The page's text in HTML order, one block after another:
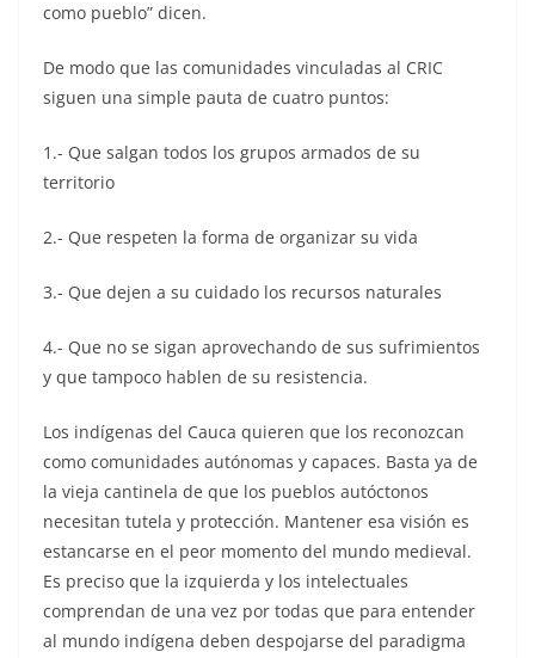
como pueblo” dicen.
De modo que las comunidades vinculadas al CRIC
siguen una simple pauta de cuatro puntos:
1.- Que salgan todos los grupos armados de su
territorio
2.- Que respeten la forma de organizar su vida
3.- Que dejen a su cuidado los recursos naturales
4.- Que no se sigan aprovechando de sus sufrimientos
y que tampoco hablen de su resistencia.
Los indígenas del Cauca quieren que los reconozcan
como comunidades autónomas y capaces. Basta ya de
la vieja cantinela de que los pueblos autóctonos
necesitan tutela y protección. Mantener esa visión es
estancarse en el peor momento del mundo medieval.
Es preciso que la izquierda y los intelectuales
comprendan de una vez por todas que para entender
al mundo indígena deben despojarse del paradigma